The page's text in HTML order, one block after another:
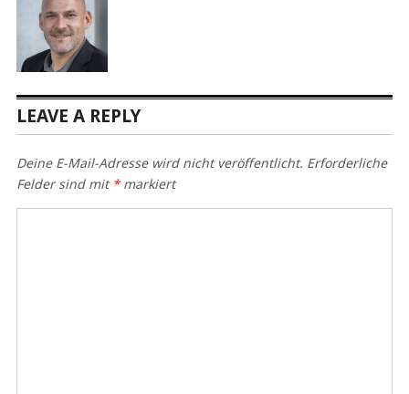
LEAVE A REPLY
Deine E-Mail-Adresse wird nicht veröffentlicht. Erforderliche
Felder sind mit *markiert